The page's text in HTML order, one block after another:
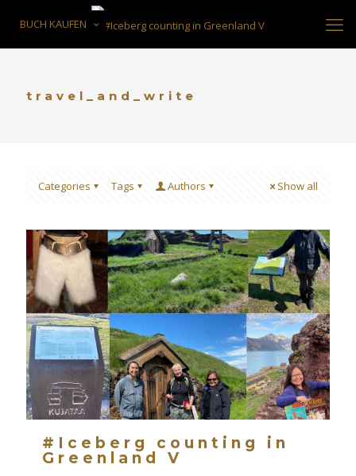
BUCH KAUFEN
travel_and_write
Categories Tags Authors Show all
#Iceberg counting in
Greenland V